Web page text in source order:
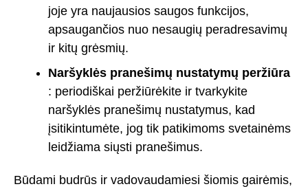
joje yra naujausios saugos funkcijos,
apsaugančios nuo nesaugių peradresavimų
ir kitų grėsmių.
Naršyklės pranešimų nustatymų peržiūra
: periodiškai peržiūrėkite ir tvarkykite
naršyklės pranešimų nustatymus, kad
įsitikintumėte, jog tik patikimoms svetainėms
leidžiama siųsti pranešimus.
Būdami budrūs ir vadovaudamiesi šiomis gairėmis,